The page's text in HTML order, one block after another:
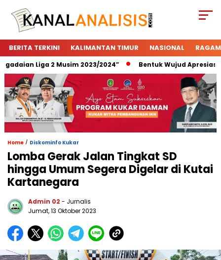
BERITA TERKINI KALIMANTAN TIMUR NASIONAL RAGAM
Liga 2 Musim 2023/2024” Bentuk Wujud Apresiasi
Home / Diskominfo Kukar
Lomba Gerak Jalan Tingkat SD
hingga Umum Segera Digelar di Kutai
Kartanegara
Admin 02 - Jurnalis
Jumat, 13 Oktober 2023